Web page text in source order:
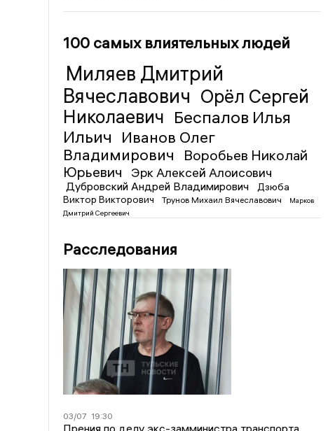
100 самых влиятельных людей
Миляев Дмитрий
Вячеславович Орёл Сергей
Николаевич Беспалов Илья
Ильич
Иванов Олег
Владимирович
Воробьев Николай
Юрьевич
Эрк Алексей Алоисович
Дубровский Андрей Владимирович
Дзюба
Виктор Викторович
Трунов Михаил Вячеславович
Марков
Дмитрий Сергеевич
Расследования
03/07 19:30
Прения по делу экс-замминистра транспорта